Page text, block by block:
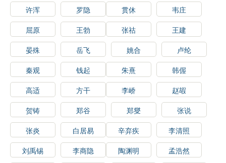
许浑
罗隐 贯休
韦庄
屈原
王勃 张祜
王建
晏殊
岳飞 姚合
卢纶
秦观
钱起 朱熹
韩偓
高适
方干 李峤
赵嘏
贺铸
郑谷 郑燮
张说
张炎
白居易 辛弃疾
李清照
刘禹锡
李商隐 陶渊明
孟浩然